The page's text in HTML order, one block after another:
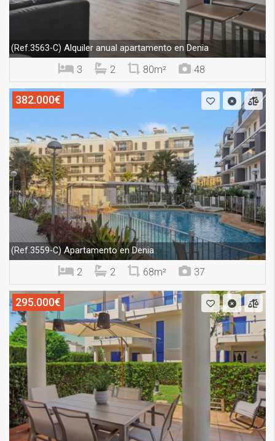
(Ref.3563-C) Alquiler anual apartamento en Denia
3 2 80m² 48
382.000€
(Ref.3559-C)Apartamento en Denia
2 2 68m² 37
295.000€